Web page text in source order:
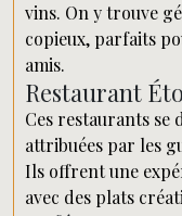
vins. On y trouve
copieux, parfaits
amis.
Restaurant
Ces restaurants
attribuées par les
Ils offrent une
avec des plats